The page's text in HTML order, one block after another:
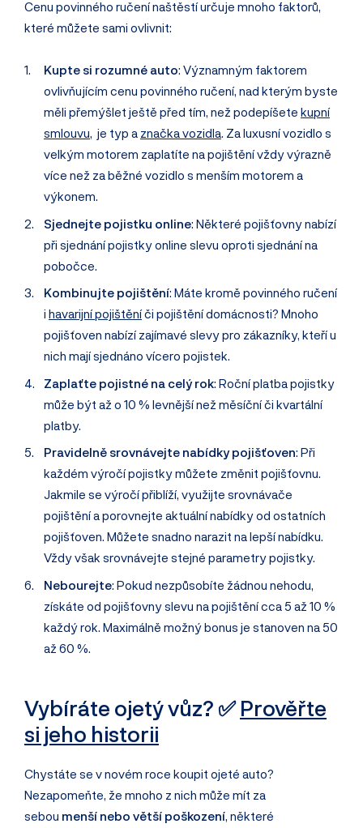
Cenu povinného ručení naštěstí určuje mnoho faktorů,
které můžete sami ovlivnit:
Kupte si rozumné auto: Významným faktorem
ovlivňujícím cenu povinného ručení, nad kterým byste
měli přemýšlet ještě před tím, než podepíšete kupní
smlouvu, je typ a značka vozidla. Za luxusní vozidlo s
velkým motorem zaplatíte na pojištění vždy výrazně
více než za běžné vozidlo s menším motorem a
výkonem.
Sjednejte pojistku online: Některé pojišťovny nabízí
při sjednání pojistky online slevu oproti sjednání na
pobočce.
Kombinujte pojištění: Máte kromě povinného ručení
i havarijní pojištěníči pojištění domácnosti? Mnoho
pojišťoven nabízí zajímavé slevy pro zákazníky, kteří u
nich mají sjednáno vícero pojistek.
Zaplaťte pojistné na celý rok: Roční platba pojistky
může být až o 10 % levnější než měsíční či kvartální
platby.
Pravidelně srovnávejte nabídky pojišťoven: Při
každém výročí pojistky můžete změnit pojišťovnu.
Jakmile se výročí přiblíží, využijte srovnávače
pojištění a porovnejte aktuální nabídky od ostatních
pojišťoven. Můžete snadno narazit na lepší nabídku.
Vždy však srovnávejte stejné parametry pojistky.
Nebourejte: Pokud nezpůsobíte žádnou nehodu,
získáte od pojišťovny slevu na pojištění cca 5 až 10 %
každý rok. Maximálně možný bonus je stanoven na 50
až 60 %.
Vybíráte ojetý vůz? ✅Prověřte
si jeho historii
Chystáte se v novém roce koupit ojeté auto?
Nezapomeňte, že mnoho z nich může mít za
sebou menší nebo větší poškození , některé